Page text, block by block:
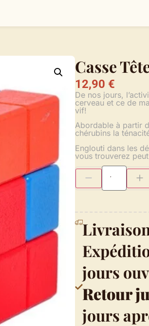
Casse
12,90 €
De nos jours,
cerveau et ce de
vif!
Abordable à partir
chérubins la
Englouti dans les
vous trouverez
jours
Retour
jours